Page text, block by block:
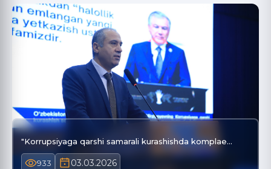
"Korrupsiyaga qarshi samarali kurashishda komplae…
933 03.03.2026